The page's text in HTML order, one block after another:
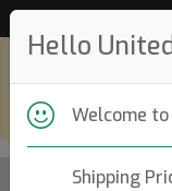
Hello
Welcome
Shipping
go